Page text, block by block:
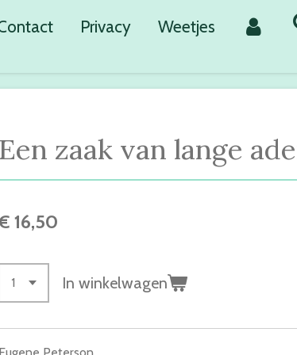
Privacy Weetjes
Een zaak van lange
16,50
In winkelwagen